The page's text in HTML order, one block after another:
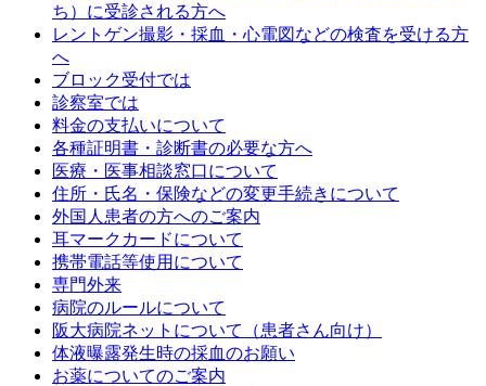
ち）に受診される方へ
レントゲン撮影・採血・心電図などの検査を受ける方
へ
ブロック受付では
診察室では
料金の支払いについて
各種証明書・診断書の必要な方へ
医療・医事相談窓口について
住所・氏名・保険などの変更手続きについて
外国人患者の方へのご案内
耳マークカードについて
携帯電話等使用について
専門外来
病院のルールについて
阪大病院ネットについて（患者さん向け）
体液曝露発生時の採血のお願い
お薬についてのご案内